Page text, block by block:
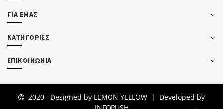
ΓΙΑ ΕΜΑΣ
ΚΑΤΗΓΟΡΙΕΣ
ΕΠΙΚΟΙΝΩΝΙΑ
2020 Designed by LEMON YELLOW | Developed by